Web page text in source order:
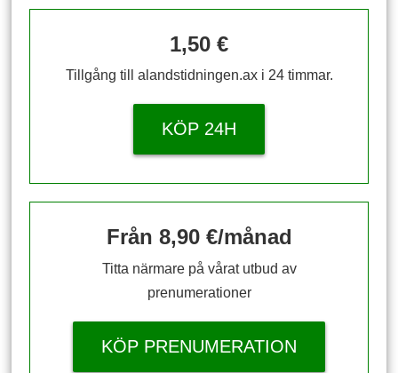
1,50 €
Tillgång till alandstidningen.ax i 24 timmar.
KÖP 24H
Från 8,90 €/månad
Titta närmare på vårat utbud av
prenumerationer
KÖP PRENUMERATION